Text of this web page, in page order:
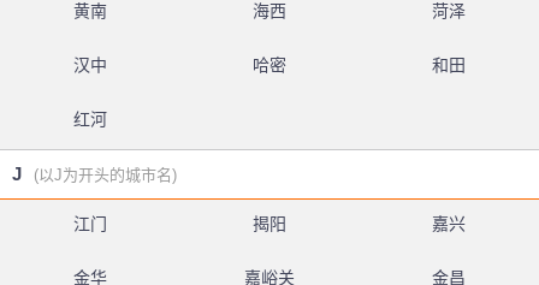
黄南 海西 菏泽
汉中 哈密 和田
红河
J (以J为开头的城市名)
江门 揭阳 嘉兴
金华 嘉峪关 金昌